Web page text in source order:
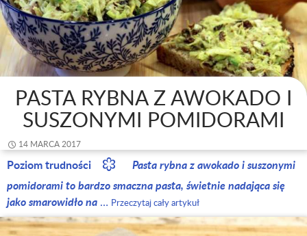
PASTA RYBNA Z AWOKADO I
SUSZONYMI POMIDORAMI
14 MARCA 2017
Poziom trudności
Pasta rybna z awokado i suszonymi
pomidorami to bardzo smaczna pasta, świetnie nadająca się
jako smarowidło na … Przeczytaj cały artykuł